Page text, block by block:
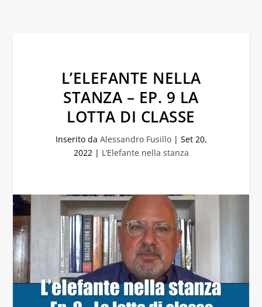
L’ELEFANTE NELLA
STANZA – EP. 9 LA
LOTTA DI CLASSE
Inserito da Alessandro Fusillo| Set 20,
2022| L’Elefante nella stanza